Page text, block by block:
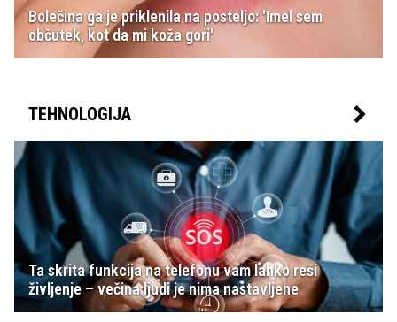
Bolečina ga je priklenila na posteljo: 'Imel sem
občutek, kot da mi koža gori'
TEHNOLOGIJA
Ta skrita funkcija na telefonu vam lahko reši
življenje – večina ljudi je nima nastavljene